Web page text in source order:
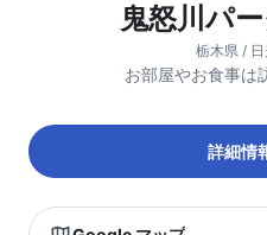
鬼怒川パ
栃木県 / 日
お部屋やお食事は
詳細情